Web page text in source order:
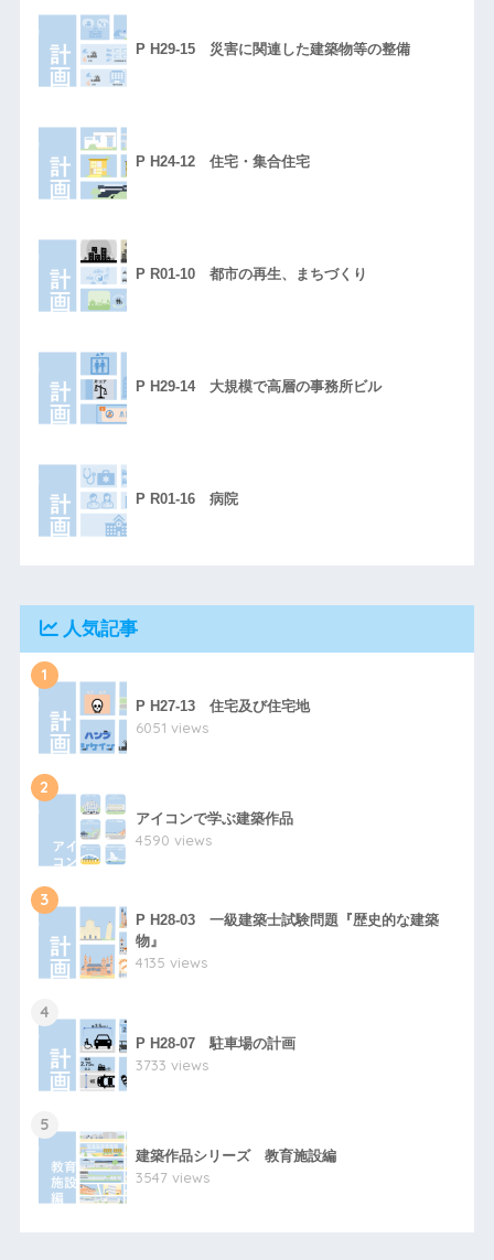
P H29-15 災害に関連した建築物等の整備
P H24-12 住宅・集合住宅
P R01-10 都市の再生、まちづくり
P H29-14 大規模で高層の事務所ビル
P R01-16 病院
人気記事
1
P H27-13 住宅及び住宅地
6051 views
2
アイコンで学ぶ建築作品
4590 views
3
P H28-03 一級建築士試験問題『歴史的な建築
物』
4135 views
4
P H28-07 駐車場の計画
3733 views
5
建築作品シリーズ 教育施設編
3547 views